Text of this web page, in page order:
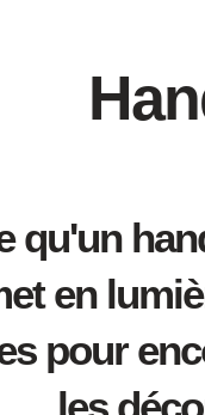
qu'un
en
pour
les